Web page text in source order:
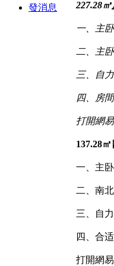
發消息 227.28㎡
一、主
二、主
三、自
四、房
打開網
137.28
一、主
二、南
三、自
四、合
打開網